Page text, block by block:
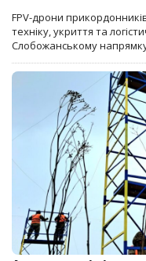
FPV-дрони
техніку, укриття та
Слобожанському